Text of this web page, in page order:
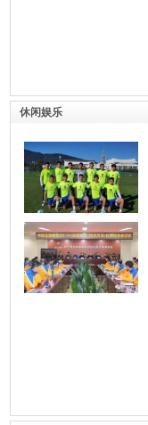
休闲娱乐